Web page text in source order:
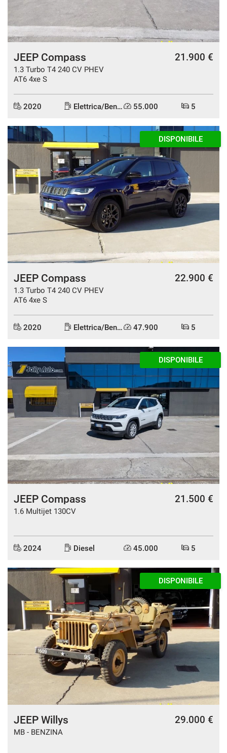
JEEP Compass
1.3 Turbo T4 240 CV PHEV
AT6 4xe S
21.900 €
2020 Elettrica/Benzina 55.000 5
DISPONIBILE
JEEP Compass
1.3 Turbo T4 240 CV PHEV
AT6 4xe S
22.900 €
2020 Elettrica/Benzina 47.900 5
AZIENDALE
JEEP Compass
1.6 Multijet 130CV
21.500 €
2024 Diesel 45.000 5
DISPONIBILE
JEEP Willys
MB - BENZINA
29.000 €